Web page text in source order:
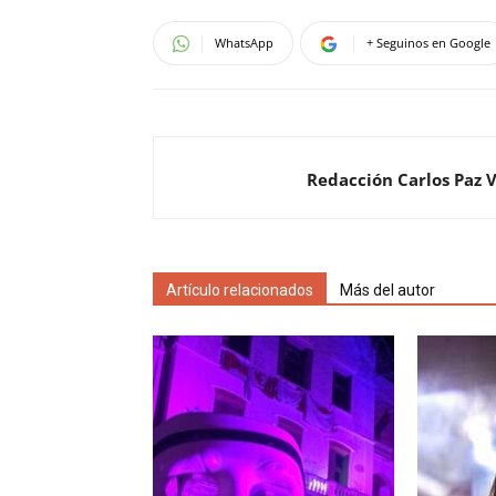
WhatsApp + Seguinos en Google
Redacción Carlos Paz
Artículo relacionados Más del autor